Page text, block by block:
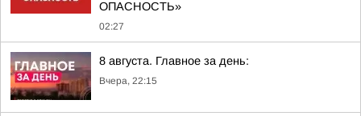
ОПАСНОСТЬ»
02:27
8 августа. Главное за день:
Вчера, 22:15